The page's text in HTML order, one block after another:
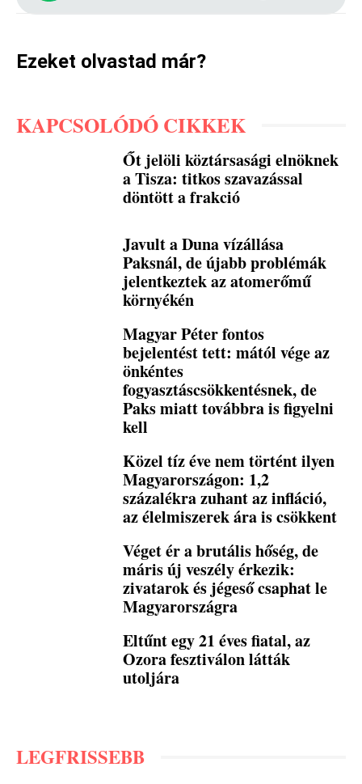
Ezeket olvastad már?
KAPCSOLÓDÓ CIKKEK
Őt jelöli köztársasági elnöknek
a Tisza: titkos szavazással
döntött a frakció
Javult a Duna vízállása
Paksnál, de újabb problémák
jelentkeztek az atomerőmű
környékén
Magyar Péter fontos
bejelentést tett: mától vége az
önkéntes
fogyasztáscsökkentésnek, de
Paks miatt továbbra is figyelni
kell
Közel tíz éve nem történt ilyen
Magyarországon: 1,2
százalékra zuhant az infláció,
az élelmiszerek ára is csökkent
Véget ér a brutális hőség, de
máris új veszély érkezik:
zivatarok és jégeső csaphat le
Magyarországra
Eltűnt egy 21 éves fiatal, az
Ozora fesztiválon látták
utoljára
LEGFRISSEBB